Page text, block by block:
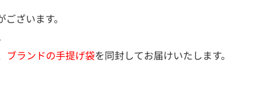
ざいます。
ブランドの手提げ袋を同封してお届けいたします。